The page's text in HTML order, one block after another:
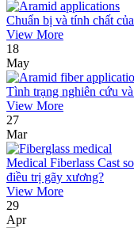
Chuẩn bị và tính chất
View More
18
May
Tình trạng nghiên cứu
View More
27
Mar
Medical Fiberlass Cast
điều trị gãy xương?
View More
29
Apr